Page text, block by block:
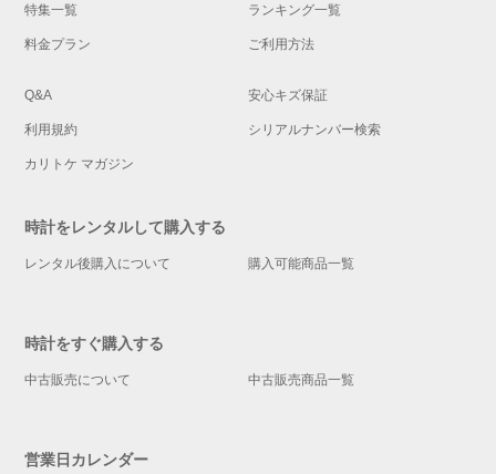
特集一覧 ランキング一覧
料金プラン ご利用方法
Q&A 安心キズ保証
利用規約 シリアルナンバー検索
カリトケ マガジン
時計をレンタルして購入する
レンタル後購入について 購入可能商品一覧
時計をすぐ購入する
中古販売について 中古販売商品一覧
営業日カレンダー